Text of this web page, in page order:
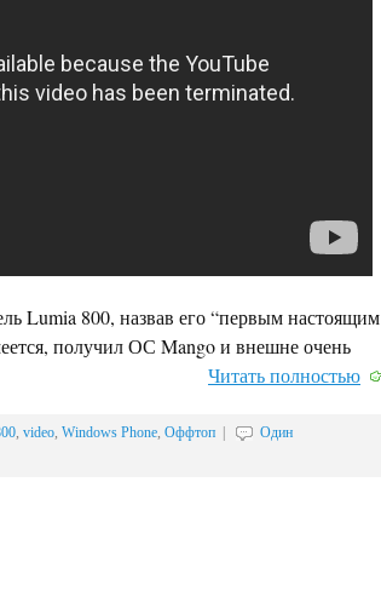
Lumia 800, назвав его “первым настоящим
получил ОС Mango и внешне очень
Читать полностью
, video, Windows Phone, Оффтоп
Один